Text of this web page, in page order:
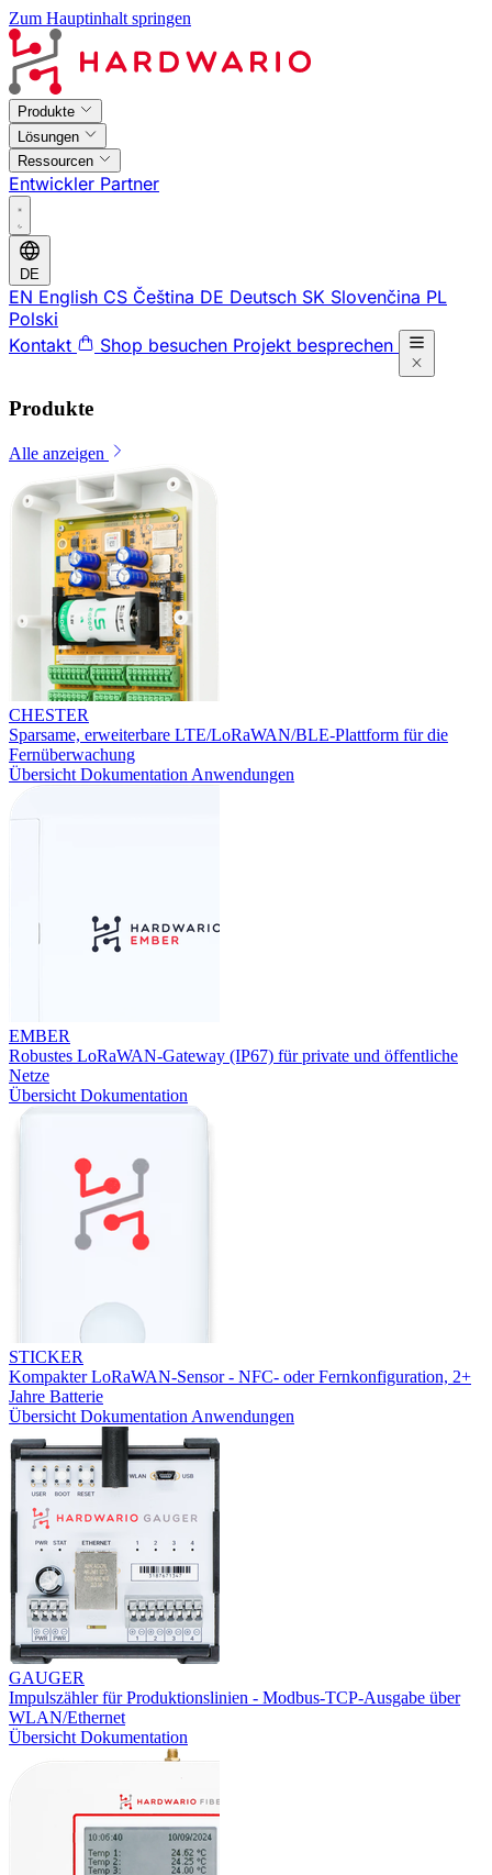
Zum Hauptinhalt springen
Produkte
Lösungen
Ressourcen
Entwickler Partner
DE
EN English CS Čeština DE Deutsch SK Slovenčina PL
Polski
Kontakt
Shop besuchen Projekt besprechen
Produkte
Alle anzeigen
CHESTER
Sparsame, erweiterbare LTE/LoRaWAN/BLE-Plattform für die
Fernüberwachung
Übersicht Dokumentation Anwendungen
EMBER
Robustes LoRaWAN-Gateway (IP67) für private und öffentliche
Netze
Übersicht Dokumentation
STICKER
Kompakter LoRaWAN-Sensor - NFC- oder Fernkonfiguration, 2+
Jahre Batterie
Übersicht Dokumentation Anwendungen
GAUGER
Impulszähler für Produktionslinien - Modbus-TCP-Ausgabe über
WLAN/Ethernet
Übersicht Dokumentation